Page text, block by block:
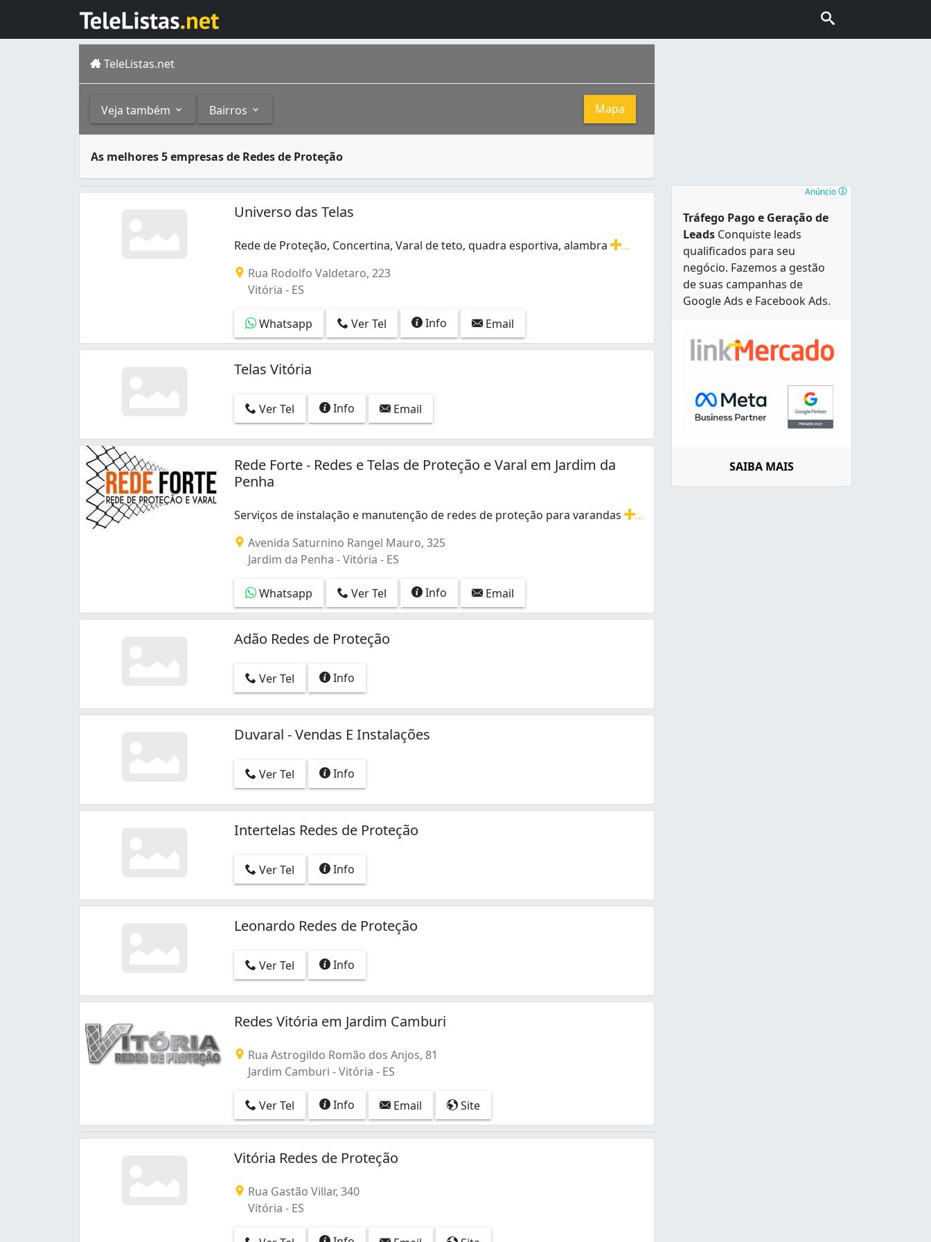
TeleListas.net
Veja também Bairros Mapa
As melhores 5 empresas de Redes de Proteção
Vitória é um município do estado do Espírito Santo, onde a maior parte do município está localizada em uma ilha, a Ilha de Vitória. Conhecida como “Cidade
Universo das Telas
Rede de Proteção, Concertina, Varal de teto, quadra esportiva, alambra
Rede de Proteção, Concertina, Varal de teto, quadra esportiva, alambrado e Tela Mosquiteiro.
Rua Rodolfo Valdetaro, 223
Vitória - ES
Whatsapp Ver Tel Info Email
Telas Vitória
Ver Tel Info Email
Rede Forte - Redes e Telas de Proteção e Varal em Jardim da
Penha
Serviços de instalação e manutenção de redes de proteção para varandas
Avenida Saturnino Rangel Mauro, 325
Jardim da Penha - Vitória - ES
Whatsapp Ver Tel Info Email
Adão Redes de Proteção
Ver Tel Info
Duvaral - Vendas E Instalações
Ver Tel Info
Intertelas Redes de Proteção
Ver Tel Info
Leonardo Redes de Proteção
Ver Tel Info
Redes Vitória em Jardim Camburi
Rua Astrogildo Romão dos Anjos, 81
Jardim Camburi - Vitória - ES
Ver Tel Info Email Site
Vitória Redes de Proteção
Rua Gastão Villar, 340
Vitória - ES
Anúncio
Tráfego Pago e Geração de
Leads Conquiste leads
qualificados para seu
negócio. Fazemos a gestão
de suas campanhas de
Google Ads e Facebook Ads.
SAIBA MAIS